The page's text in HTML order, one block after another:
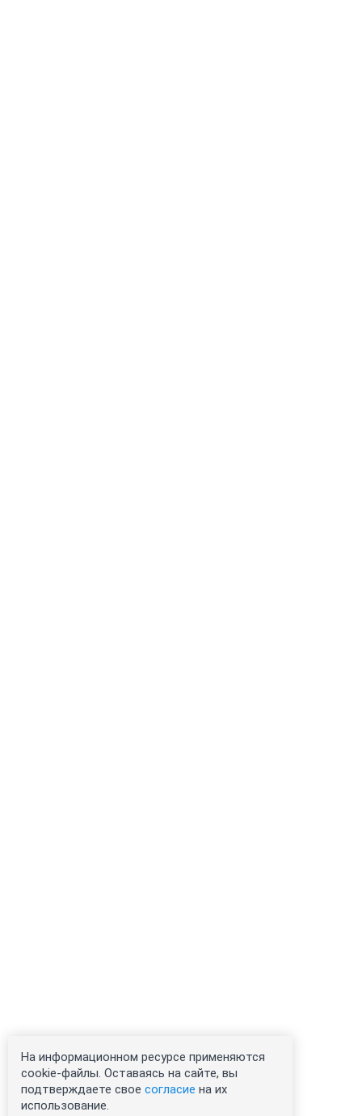
На информационном ресурсе применяются
cookie-файлы. Оставаясь на сайте, вы
подтверждаете свое согласие на их
использование.